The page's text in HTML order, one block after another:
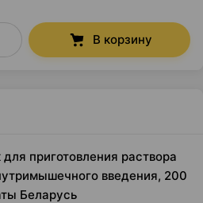
В корзину
приготовления раствора
введения, 200
Беларусь